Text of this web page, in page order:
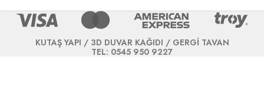
KUTAŞ YAPI / 3D DUVAR KAĞIDI / GERGİ TAVAN
TEL: 0545 950 9227